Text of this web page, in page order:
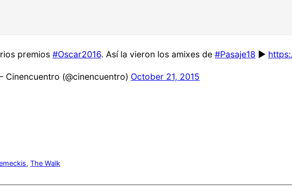
premios #Oscar2016. Así la vieron los amixes de #Pasaje18 ►
Cinencuentro (@cinencuentro) October 21, 2015
, The Walk